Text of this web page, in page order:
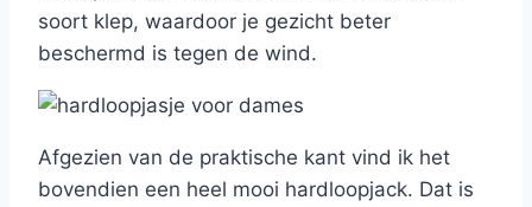
soort klep, waardoor je gezicht beter
beschermd is tegen de wind.
Afgezien van de praktische kant vind ik het
bovendien een heel mooi hardloopjack. Dat is